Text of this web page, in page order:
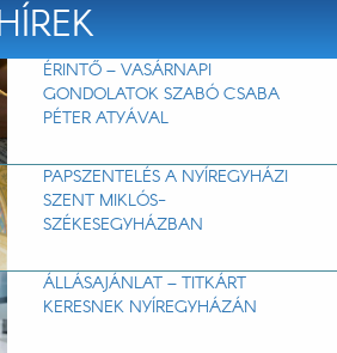
ÉRINTŐ – VASÁRNAPI
GONDOLATOK SZABÓ CSABA
PÉTER ATYÁVAL
PAPSZENTELÉS A NYÍREGYHÁZI
SZENT MIKLÓS-
SZÉKESEGYHÁZBAN
ÁLLÁSAJÁNLAT – TITKÁRT
KERESNEK NYÍREGYHÁZÁN